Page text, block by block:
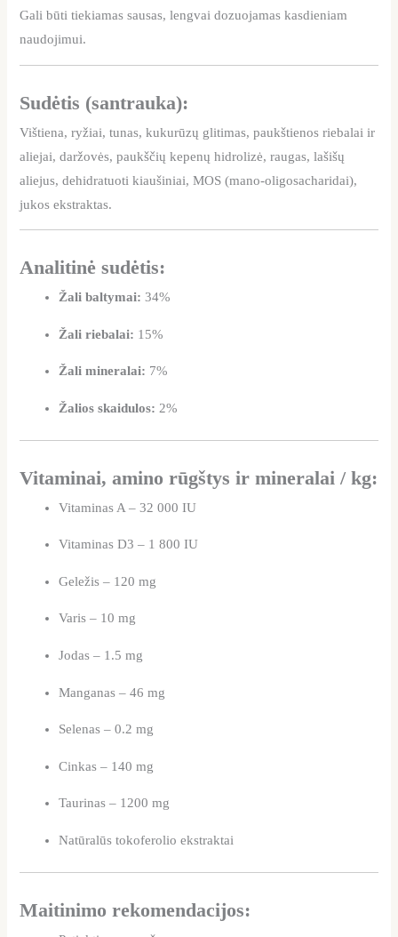
Gali būti tiekiamas sausas, lengvai dozuojamas kasdieniam
naudojimui.
Sudėtis (santrauka):
Vištiena, ryžiai, tunas, kukurūzų glitimas, paukštienos riebalai ir
aliejai, daržovės, paukščių kepenų hidrolizė, raugas, lašišų
aliejus, dehidratuoti kiaušiniai, MOS (mano-oligosacharidai),
jukos ekstraktas.
Analitinė sudėtis:
Žali baltymai: 34%
Žali riebalai: 15%
Žali mineralai: 7%
Žalios skaidulos: 2%
Vitaminai, amino rūgštys ir mineralai / kg:
Vitaminas A – 32 000 IU
Vitaminas D3 – 1 800 IU
Geležis – 120 mg
Varis – 10 mg
Jodas – 1.5 mg
Manganas – 46 mg
Selenas – 0.2 mg
Cinkas – 140 mg
Taurinas – 1200 mg
Natūralūs tokoferolio ekstraktai
Maitinimo rekomendacijos: